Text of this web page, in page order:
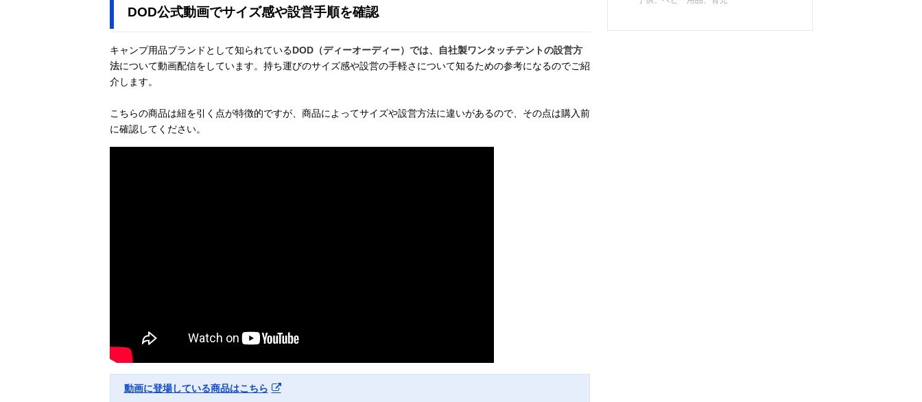
DOD公式動画でサイズ感や設営手順を確認
キャンプ用品ブランドとして知られているDOD（ディーオーディー）では、自社製ワンタッチテントの設営方
法について動画配信をしています。持ち運びのサイズ感や設営の手軽さについて知るための参考になるのでご紹
介します。
こちらの商品は紐を引く点が特徴的ですが、商品によってサイズや設営方法に違いがあるので、その点は購入前
に確認してください。
動画に登場している商品はこちら